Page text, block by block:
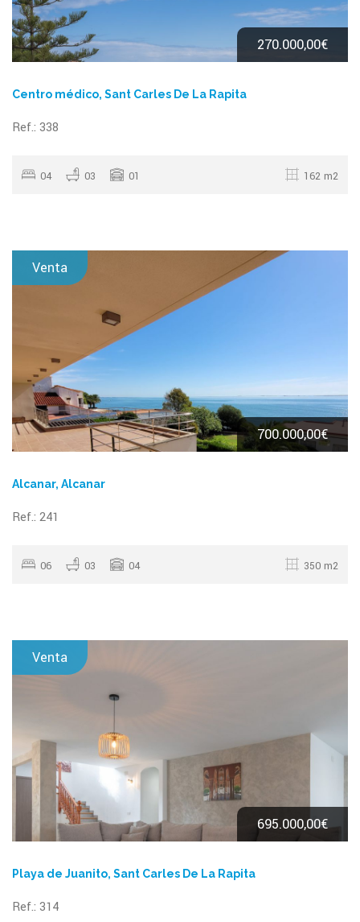
270.000,00€
Centro médico, Sant Carles De La Rapita
Ref.: 338
04 03 01 162 m2
Venta
700.000,00€
Alcanar, Alcanar
Ref.: 241
06 03 04 350 m2
Venta
695.000,00€
Playa de Juanito, Sant Carles De La Rapita
Ref.: 314